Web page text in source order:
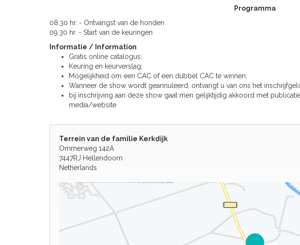
Programma
08.30 hr. - Ontvangst van de honden
09.30 hr. - Start van de keuringen
Informatie / Information
Gratis online catalogus;
Keuring en keurverslag;
Mogelijkheid om een CAC of een dubbel CAC te winnen;
Wanneer de show wordt geannuleerd, ontvangt u van ons het
bij inschrijving aan deze show gaat men gelijktijdig akkoord met
media/website
Terrein van de familie Kerkdijk
Ommerweg 142A
7447RJ Hellendoorn
Netherlands